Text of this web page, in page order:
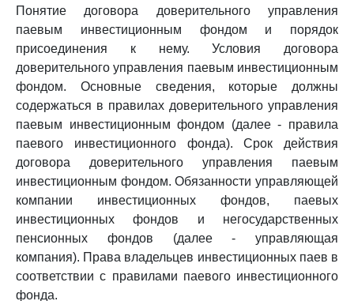
Понятие договора доверительного управления
паевым инвестиционным фондом и порядок
присоединения к нему. Условия договора
доверительного управления паевым инвестиционным
фондом. Основные сведения, которые должны
содержаться в правилах доверительного управления
паевым инвестиционным фондом (далее - правила
паевого инвестиционного фонда). Срок действия
договора доверительного управления паевым
инвестиционным фондом. Обязанности управляющей
компании инвестиционных фондов, паевых
инвестиционных фондов и негосударственных
пенсионных фондов (далее - управляющая
компания). Права владельцев инвестиционных паев в
соответствии с правилами паевого инвестиционного
фонда.